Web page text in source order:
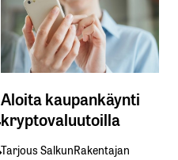
Aloita kaupankäynti
kryptovaluutoilla
Tarjous SalkunRakentajan